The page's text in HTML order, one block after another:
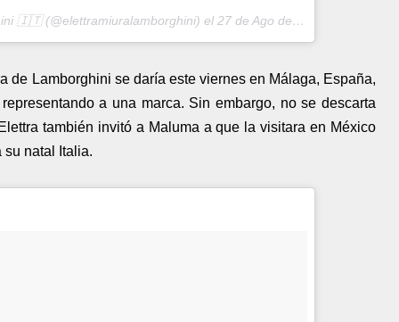
🇮🇹 (@elettramiuralamborghini) el 27 de Ago de 2016 a la(s) 11:00 PDT
de Lamborghini se daría este viernes en Málaga, España,
a una marca. Sin embargo, no se descarta
también invitó a Maluma a que la visitara en México
su natal Italia.